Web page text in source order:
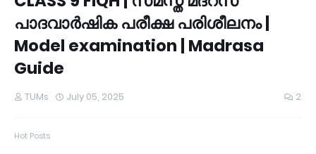
പാദവാർഷിക പരീക്ഷ പരിശീലനം |
Model examination | Madrasa
Guide
TUMs July 05, 2025 2
Hot Posts